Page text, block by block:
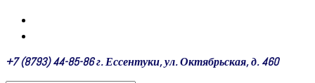
+7 (8793) 44-85-86 г. Ессентуки, ул. Октябрьская, д. 460